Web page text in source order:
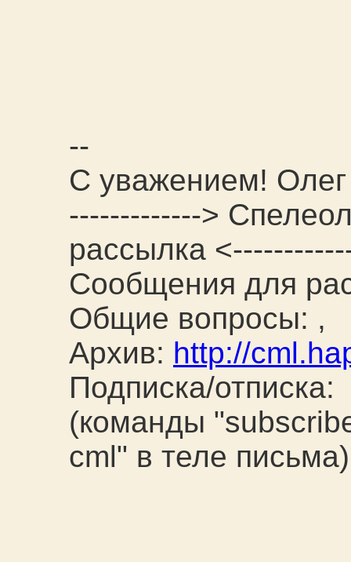
--
С уважением!
------------->
рассылка
Сообщения для
Общие вопросы: ,
Архив: http://
Подписка/отписка:
(команды
cml" в теле письма)